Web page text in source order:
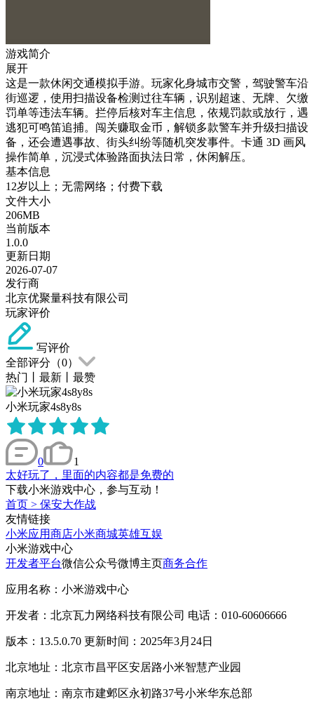
游戏简介
展开
这是一款休闲交通模拟手游。玩家化身城市交警，驾驶警车沿
街巡逻，使用扫描设备检测过往车辆，识别超速、无牌、欠缴
罚单等违法车辆。拦停后核对车主信息，依规罚款或放行，遇
逃犯可鸣笛追捕。闯关赚取金币，解锁多款警车并升级扫描设
备，还会遭遇事故、街头纠纷等随机突发事件。卡通 3D 画风
操作简单，沉浸式体验路面执法日常，休闲解压。
基本信息
12岁以上；无需网络；付费下载
文件大小
206MB
当前版本
1.0.0
更新日期
2026-07-07
发行商
北京优聚量科技有限公司
玩家评价
写评价
全部评分（0）
热门
最新 最赞
小米玩家4s8y8s
0
1
太好玩了，里面的内容都是免费的
下载小米游戏中心，参与互动！
首页 > 保安大作战
友情链接
小米应用商店小米商城英雄互娱
小米游戏中心
开发者平台微信公众号微博主页商务合作
应用名称：小米游戏中心
开发者：北京瓦力网络科技有限公司 电话：010-60606666
版本：13.5.0.70 更新时间：2025年3月24日
北京地址：北京市昌平区安居路小米智慧产业园
南京地址：南京市建邺区永初路37号小米华东总部